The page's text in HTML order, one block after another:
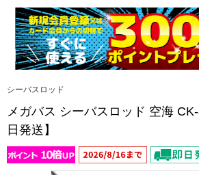
シーバスロッド
メガバス シーバスロッド 空海
日発送】